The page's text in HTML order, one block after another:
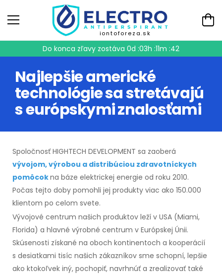
iontoforeza.sk
Do konca zľavy zostáva 0d :03h :11m :42
Najlepšie americké
technológie sa stretávajú
s európskymi znalosťami
Spoločnosť HIGHTECH DEVELOPMENT sa zaoberá
vývojom, výrobou a distribúciou zdravotníckych
pomôcokna báze elektrickej energie od roku 2010.
Počas tejto doby pomohli jej produkty viac ako 150.000
klientom po celom svete.
Vývojové centrum našich produktov leží v USA (Miami,
Florida) a hlavné výrobné centrum v Európskej Únii.
Skúsenosti získané na oboch kontinentoch a kooperácií
s desiatkami tisíc našich zákazníkov sme schopní, lepšie
ako ktokoľvek iný, pochopiť, navrhnúť a zrealizovať také